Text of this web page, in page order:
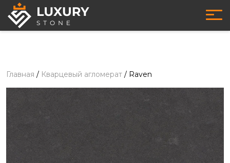
Главная / Кварцевый агломерат / Raven
Кварцевый агломерат - Raven